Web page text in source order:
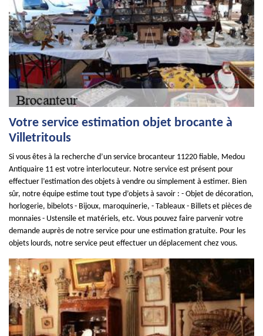
Votre service estimation objet brocante à
Villetritouls
Si vous êtes à la recherche d’un service brocanteur 11220 fiable, Medou
Antiquaire 11 est votre interlocuteur. Notre service est présent pour
effectuer l’estimation des objets à vendre ou simplement à estimer. Bien
sûr, notre équipe estime tout type d’objets à savoir : - Objet de décoration,
horlogerie, bibelots - Bijoux, maroquinerie, - Tableaux - Billets et pièces de
monnaies - Ustensile et matériels, etc. Vous pouvez faire parvenir votre
demande auprès de notre service pour une estimation gratuite. Pour les
objets lourds, notre service peut effectuer un déplacement chez vous.